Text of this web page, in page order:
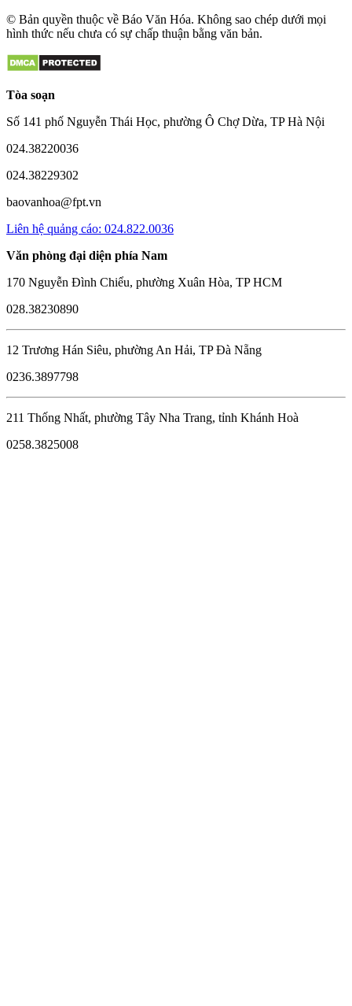
© Bản quyền thuộc về Báo Văn Hóa. Không sao chép dưới mọi
hình thức nếu chưa có sự chấp thuận bằng văn bản.
Tòa soạn
Số 141 phố Nguyễn Thái Học, phường Ô Chợ Dừa, TP Hà Nội
024.38220036
024.38229302
baovanhoa@fpt.vn
Liên hệ quảng cáo: 024.822.0036
Văn phòng đại diện phía Nam
170 Nguyễn Đình Chiểu, phường Xuân Hòa, TP HCM
028.38230890
12 Trương Hán Siêu, phường An Hải, TP Đà Nẵng
0236.3897798
211 Thống Nhất, phường Tây Nha Trang, tỉnh Khánh Hoà
0258.3825008